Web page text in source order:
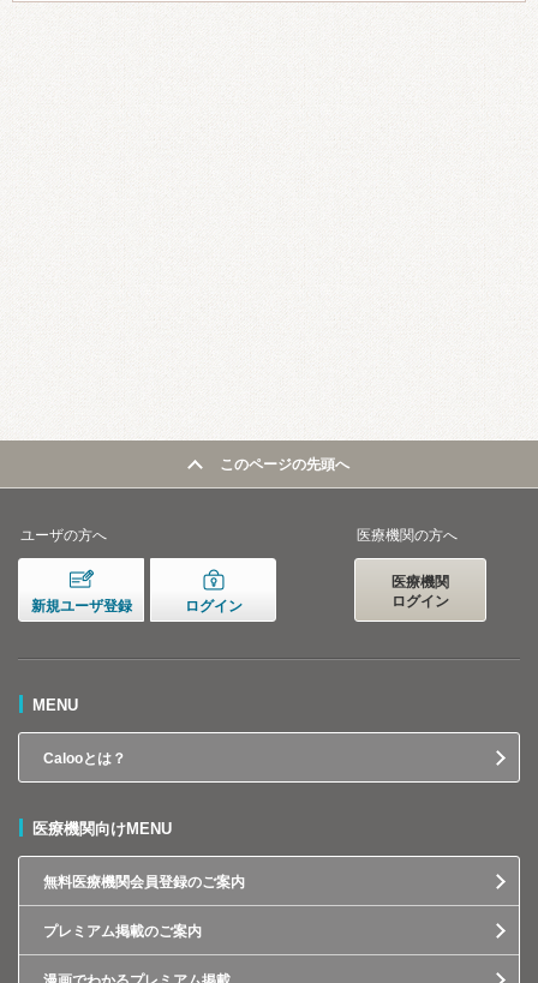
このページの先頭へ
ユーザの方へ
新規ユーザ登録 ログイン
医療機関の方へ
医療機関
ログイン
MENU
Calooとは？
医療機関向けMENU
無料医療機関会員登録のご案内
プレミアム掲載のご案内